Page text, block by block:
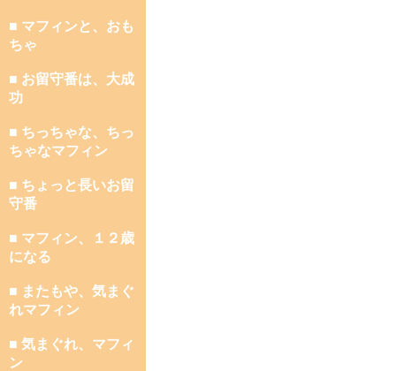
■ マフィンと、おも
ちゃ
■ お留守番は、大成
功
■ ちっちゃな、ちっ
ちゃなマフィン
■ ちょっと長いお留
守番
■ マフィン、１２歳
になる
■ またもや、気まぐ
れマフィン
■ 気まぐれ、マフィ
ン